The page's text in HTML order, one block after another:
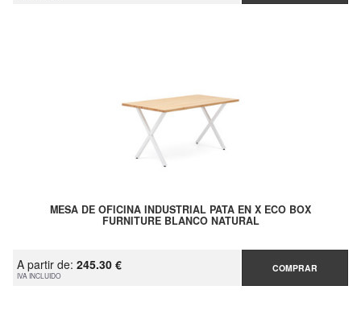
MESA DE OFICINA INDUSTRIAL PATA EN X ECO BOX
FURNITURE BLANCO NATURAL
A partir de: 245.30 €
IVA INCLUIDO
COMPRAR